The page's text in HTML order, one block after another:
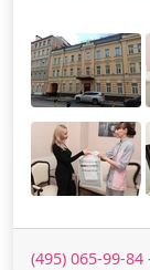
(495) 065-99-84